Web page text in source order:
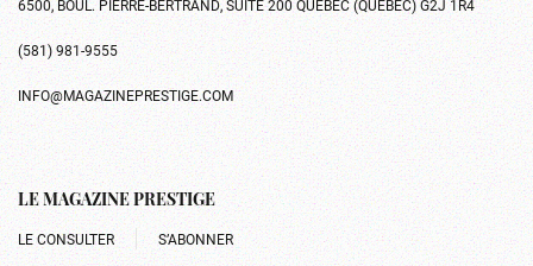
6500, BOUL. PIERRE-BERTRAND, SUITE 200 QUÉBEC (QUÉBEC) G2J 1R4
(581) 981-9555
INFO@MAGAZINEPRESTIGE.COM
LE MAGAZINE PRESTIGE
LE CONSULTER S’ABONNER